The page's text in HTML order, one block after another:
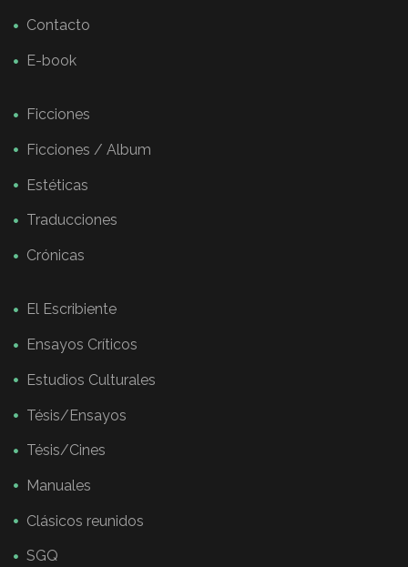
Contacto
E-book
Ficciones
Ficciones / Album
Estéticas
Traducciones
Crónicas
El Escribiente
Ensayos Críticos
Estudios Culturales
Tésis/Ensayos
Tésis/Cines
Manuales
Clásicos reunidos
SGQ